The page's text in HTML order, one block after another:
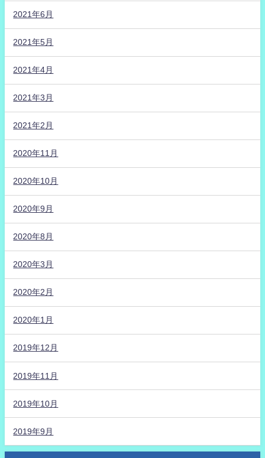
2021年6月
2021年5月
2021年4月
2021年3月
2021年2月
2020年11月
2020年10月
2020年9月
2020年8月
2020年3月
2020年2月
2020年1月
2019年12月
2019年11月
2019年10月
2019年9月